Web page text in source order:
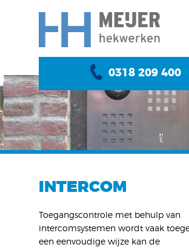
0318 209 400
INTERCOM
Toegangscontrole met behulp van
intercomsystemen wordt vaak
een eenvoudige wijze kan de